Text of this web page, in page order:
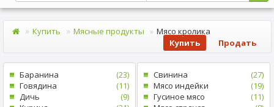
Купить Мясные продукты
Mясо кролика
Продать
Купить
Баранина
(23)
Говядина
(11)
Дичь
(9)
Cвинина
(27)
Mясо индейки
(19)
Гусиное мясо
(11)